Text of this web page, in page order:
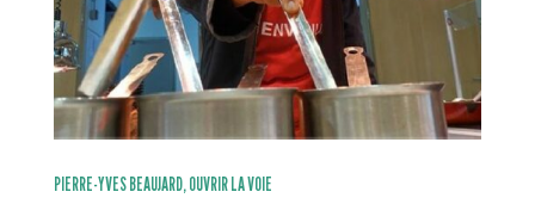
PIERRE-YVES BEAUJARD, OUVRIR LA VOIE